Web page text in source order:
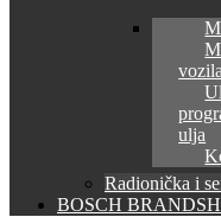
vozila
ulja
Radionička i
BOSCH